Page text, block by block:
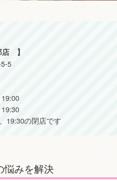
店 】
5
19:30の閉店です
悩みを解決